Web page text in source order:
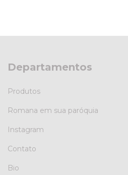
Departamentos
Produtos
Romana em sua paróquia
Instagram
Contato
Bio